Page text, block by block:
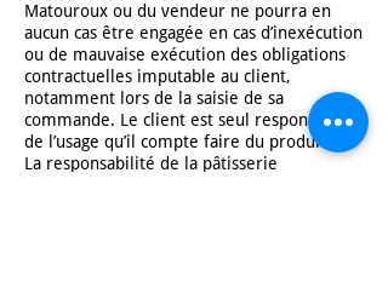
Matouroux ou du vendeur ne pourra en
aucun cas être engagée en cas d’inexécution
ou de mauvaise exécution des obligations
contractuelles imputable au client,
notamment lors de la saisie de sa
commande. Le client est seul responsable
de l’usage qu’il compte faire du produit.
La responsabilité de la pâtisserie